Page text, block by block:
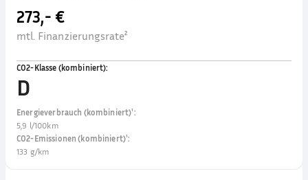
273,- €
mtl. Finanzierungsrate²
CO2-Klasse (kombiniert):
D
Energieverbrauch (kombiniert)¹:
5,9 l/100km
CO2-Emissionen (kombiniert)¹:
133 g/km